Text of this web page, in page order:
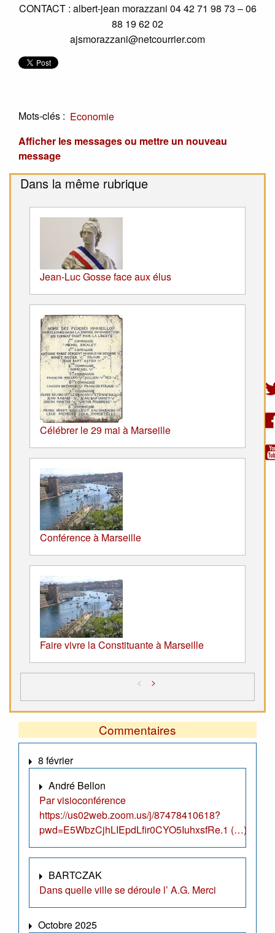
CONTACT : albert-jean morazzani 04 42 71 98 73 – 06
88 19 62 02
ajsmorazzani@netcourrier.com
Mots-clés : Economie
Afficher les messages ou mettre un nouveau
message
Dans la même rubrique
Jean-Luc Gosse face aux élus
Célébrer le 29 mai à Marseille
Conférence à Marseille
Faire vivre la Constituante à Marseille
< >
Commentaires
8 février
André Bellon
Par visioconférence
https://us02web.zoom.us/j/87478410618?
pwd=E5WbzCjhLIEpdLfir0CYO5IuhxsfRe.1 (…)
BARTCZAK
Dans quelle ville se déroule l’ A.G. Merci
Octobre 2025